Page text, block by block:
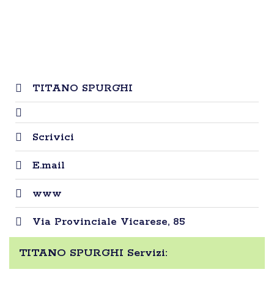
TITANO SPURGHI
Scrivici
E.mail
www
Via Provinciale Vicarese, 85
TITANO SPURGHI Servizi: